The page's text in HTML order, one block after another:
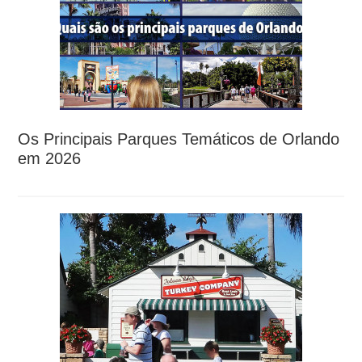
Os Principais Parques Temáticos de Orlando
em 2026